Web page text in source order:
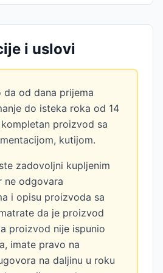
i uslovi
da od dana prijema
do isteka roka od 14
proizvod sa
kutijom.
zadovoljni kupljenim
ne odgovara
i opisu proizvoda sa
da je proizvod
proizvod nije ispunio
imate pravo na
na daljinu u roku